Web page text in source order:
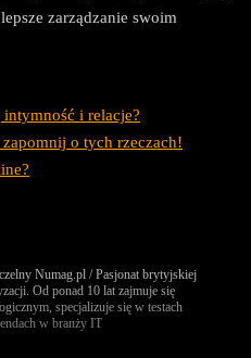
zarządzanie swoim
intymność i relacje?
o tych rzeczach!
Numag.pl / Pasjonat brytyjskiej
Od ponad 10 lat zajmuje się
specjalizuje się w testach
w branży IT